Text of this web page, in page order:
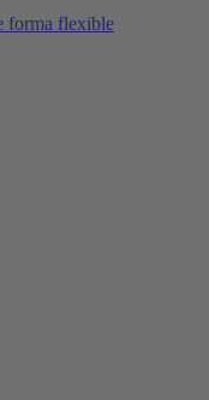
forma flexible